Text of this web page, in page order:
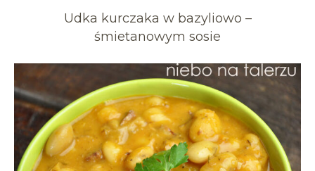
Udka kurczaka w bazyliowo –
śmietanowym sosie